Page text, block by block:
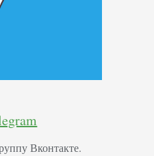
Вконтакте.